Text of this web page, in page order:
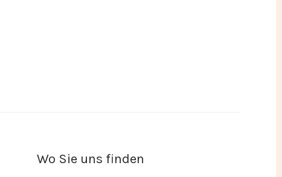
Wo Sie uns finden